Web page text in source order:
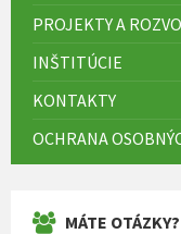
PROJEKTY A
INŠTITÚCIE
KONTAKTY
OCHRANA
MÁTE OTÁZKY?